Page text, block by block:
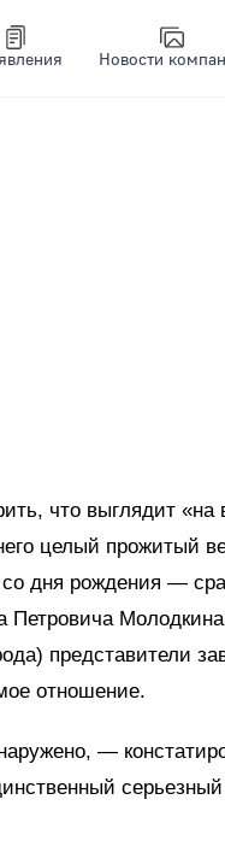
Новости
что выглядит «на
целый прожитый
дня рождения —
Молодкина
представители
отношение.
—